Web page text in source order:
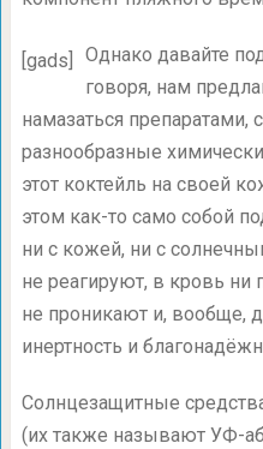
[gads]
Однако давайте
говоря, нам
намазаться
разнообразные
этот коктейль на своей
этом как-то само собой
ни с кожей, ни с
не реагируют, в кровь ни
не проникают и, вообще,
инертность и
Солнцезащитные
(их также называют УФ-